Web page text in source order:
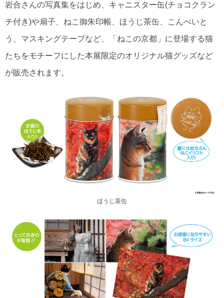
岩合さんの写真集をはじめ、キャニスター缶(チョコクラン
チ付き)や扇子、ねこ御朱印帳、ほうじ茶缶、こんぺいと
う、マスキングテープなど、「ねこの京都」に登場する猫
たちをモチーフにした本展限定のオリジナル猫グッズなど
が販売されます。
ほうじ茶缶